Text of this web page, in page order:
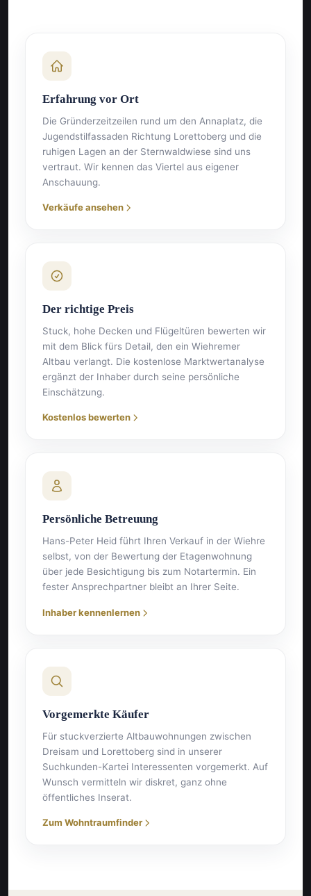
Erfahrung vor Ort
Die Gründerzeitzeilen rund um den Annaplatz, die
Jugendstilfassaden Richtung Lorettoberg und die
ruhigen Lagen an der Sternwaldwiese sind uns
vertraut. Wir kennen das Viertel aus eigener
Anschauung.
Verkäufe ansehen
Der richtige Preis
Stuck, hohe Decken und Flügeltüren bewerten wir
mit dem Blick fürs Detail, den ein Wiehremer
Altbau verlangt. Die kostenlose Marktwertanalyse
ergänzt der Inhaber durch seine persönliche
Einschätzung.
Kostenlos bewerten
Persönliche Betreuung
Hans-Peter Heid führt Ihren Verkauf in der Wiehre
selbst, von der Bewertung der Etagenwohnung
über jede Besichtigung bis zum Notartermin. Ein
fester Ansprechpartner bleibt an Ihrer Seite.
Inhaber kennenlernen
Vorgemerkte Käufer
Für stuckverzierte Altbauwohnungen zwischen
Dreisam und Lorettoberg sind in unserer
Suchkunden-Kartei Interessenten vorgemerkt. Auf
Wunsch vermitteln wir diskret, ganz ohne
öffentliches Inserat.
Zum Wohntraumfinder